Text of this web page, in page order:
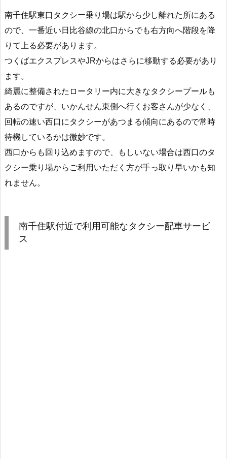
南千住駅東口タクシー乗り場は駅から少し離れた所にある
ので、一番近い日比谷線の北口からでも右方向へ階段を降
りて上る必要があります。
つくばエクスプレスやJRからはさらに移動する必要があり
ます。
綺麗に整備されたロータリー内に大きなタクシープールも
あるのですが、いかんせん東側へ行くお客さんが少なく、
回転の速い西口にタクシーがあつまる傾向にあるので常時
待機しているかは微妙です。
西口からも回り込めますので、もしいない場合は西口のタ
クシー乗り場からご利用いただく方が手っ取り早いかも知
れません。
南千住駅付近で利用可能なタクシー配車サービ
ス